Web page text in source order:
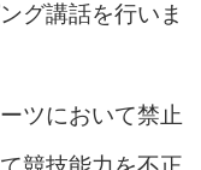
グ講話を行いま
ツにおいて禁止